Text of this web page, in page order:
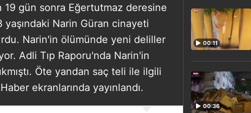
19 gün sonra Eğertutmaz deresine
Narin Güran cinayeti
Narin'in ölümünde yeni deliller
Adli Tıp Raporu'nda Narin'in
Öte yandan saç teli ile ilgili
ekranlarında yayınlandı.
00:11
00:36